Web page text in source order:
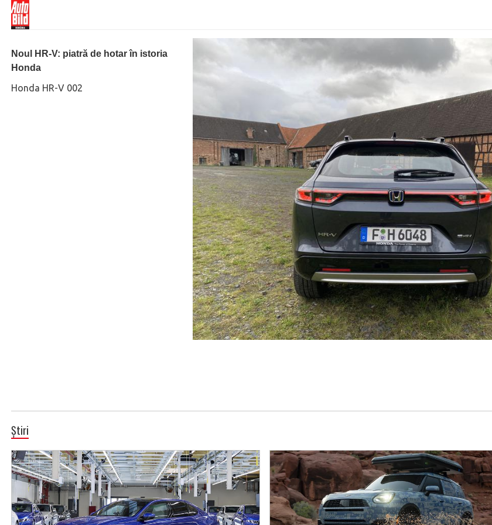
Noul HR-V: piatră de hotar în istoria
Honda
Honda HR-V 002
Știri